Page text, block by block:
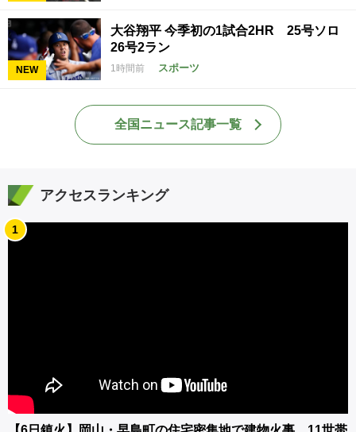
NEW
大谷翔平 今季初の1試合2HR 25号ソロ
26号2ラン
1時間前 スポーツ
全国ニュース記事一覧
アクセスランキング
1